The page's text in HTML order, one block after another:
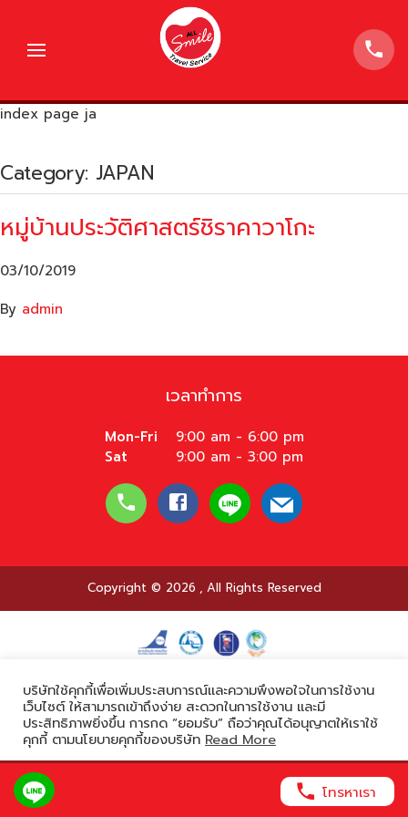
บริษัทใช้คุกกี้เพื่อเพิ่มประสบการณ์และความพึงพอใจในการใช้งาน
เว็บไซต์ ให้สามารถเข้าถึงง่าย สะดวกในการใช้งาน และมี
ประสิทธิภาพยิ่งขึ้น การกด “ยอมรับ” ถือว่าคุณได้อนุญาตให้เราใช้
คุกกี้ ตามนโยบายคุกกี้ของบริษัท Read More
ยอมรับ
index page ja
Category: JAPAN
หมู่บ้านประวัติศาสตร์ชิราคาวาโกะ
03/10/2019
By admin
เวลาทำการ
Mon-Fri
9:00 am - 6:00 pm
Sat
9:00 am - 3:00 pm
Copyright © 2026 , All Rights Reserved
Powered by
โทรหาเรา